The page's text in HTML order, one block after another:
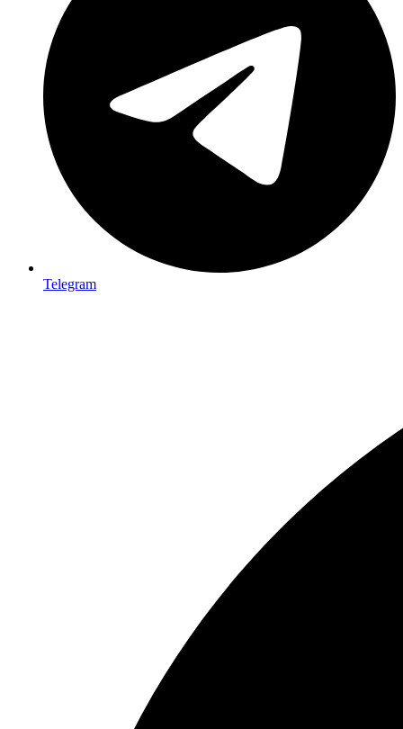
Telegram